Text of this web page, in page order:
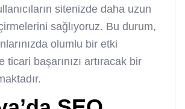
sitenizde daha uzun
sağlıyoruz. Bu durum,
olumlu bir etki
ticari başarınızı artıracak bir